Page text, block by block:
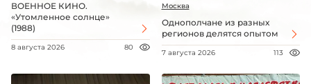
ВОЕННОЕ КИНО.
«Утомленное солнце»
(1988)
8 августа 2026 80
Москва
Однополчане из разных
регионов делятся опытом
7 августа 2026 113